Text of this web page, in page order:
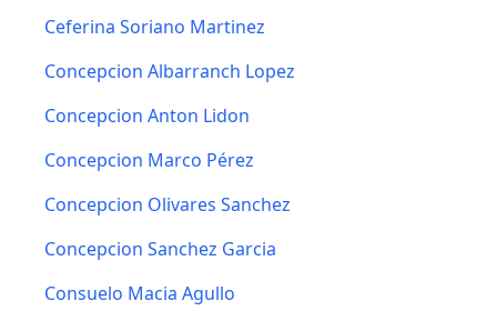
Ceferina Soriano Martinez
Concepcion Albarranch Lopez
Concepcion Anton Lidon
Concepcion Marco Pérez
Concepcion Olivares Sanchez
Concepcion Sanchez Garcia
Consuelo Macia Agullo